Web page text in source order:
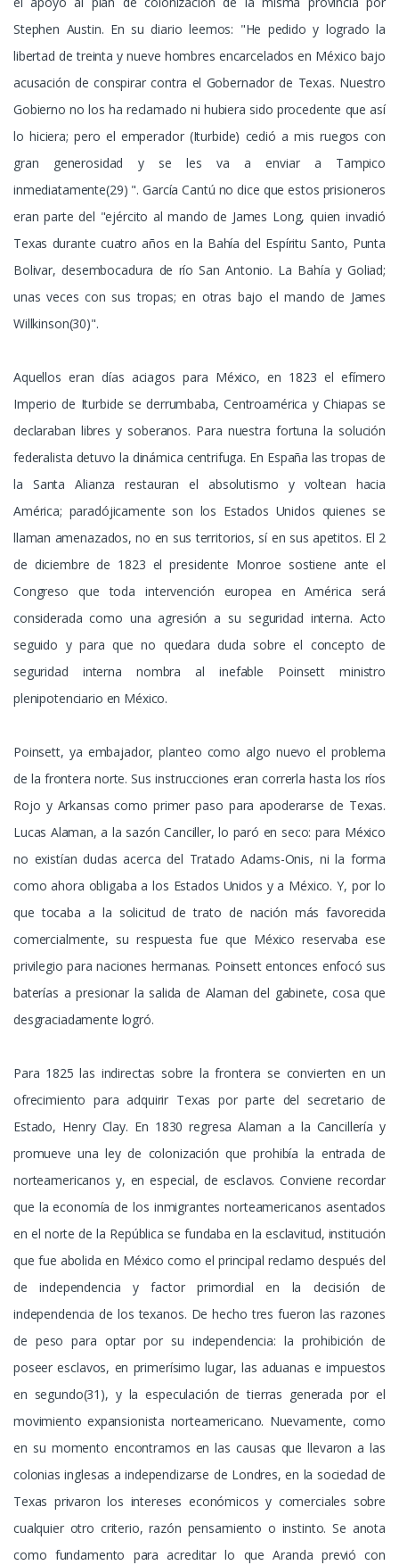
Stephen Austin. En su diario leemos: "He pedido y logrado la
libertad de treinta y nueve hombres encarcelados en México bajo
acusación de conspirar contra el Gobernador de Texas. Nuestro
Gobierno no los ha reclamado ni hubiera sido procedente que así
lo hiciera; pero el emperador (Iturbide) cedió a mis ruegos con
gran generosidad y se les va a enviar a Tampico
inmediatamente(29) ". García Cantú no dice que estos prisioneros
eran parte del "ejército al mando de James Long, quien invadió
Texas durante cuatro años en la Bahía del Espíritu Santo, Punta
Bolivar, desembocadura de río San Antonio. La Bahía y Goliad;
unas veces con sus tropas; en otras bajo el mando de James
Willkinson(30)".
Aquellos eran días aciagos para México, en 1823 el efímero
Imperio de Iturbide se derrumbaba, Centroamérica y Chiapas se
declaraban libres y soberanos. Para nuestra fortuna la solución
federalista detuvo la dinámica centrifuga. En España las tropas de
la Santa Alianza restauran el absolutismo y voltean hacia
América; paradójicamente son los Estados Unidos quienes se
llaman amenazados, no en sus territorios, sí en sus apetitos. El 2
de diciembre de 1823 el presidente Monroe sostiene ante el
Congreso que toda intervención europea en América será
considerada como una agresión a su seguridad interna. Acto
seguido y para que no quedara duda sobre el concepto de
seguridad interna nombra al inefable Poinsett ministro
plenipotenciario en México.
Poinsett, ya embajador, planteo como algo nuevo el problema
de la frontera norte. Sus instrucciones eran correrla hasta los ríos
Rojo y Arkansas como primer paso para apoderarse de Texas.
Lucas Alaman, a la sazón Canciller, lo paró en seco: para México
no existían dudas acerca del Tratado Adams-Onis, ni la forma
como ahora obligaba a los Estados Unidos y a México. Y, por lo
que tocaba a la solicitud de trato de nación más favorecida
comercialmente, su respuesta fue que México reservaba ese
privilegio para naciones hermanas. Poinsett entonces enfocó sus
baterías a presionar la salida de Alaman del gabinete, cosa que
desgraciadamente logró.
Para 1825 las indirectas sobre la frontera se convierten en un
ofrecimiento para adquirir Texas por parte del secretario de
Estado, Henry Clay. En 1830 regresa Alaman a la Cancillería y
promueve una ley de colonización que prohibía la entrada de
norteamericanos y, en especial, de esclavos. Conviene recordar
que la economía de los inmigrantes norteamericanos asentados
en el norte de la República se fundaba en la esclavitud, institución
que fue abolida en México como el principal reclamo después del
de independencia y factor primordial en la decisión de
independencia de los texanos. De hecho tres fueron las razones
de peso para optar por su independencia: la prohibición de
poseer esclavos, en primerísimo lugar, las aduanas e impuestos
en segundo(31), y la especulación de tierras generada por el
movimiento expansionista norteamericano. Nuevamente, como
en su momento encontramos en las causas que llevaron a las
colonias inglesas a independizarse de Londres, en la sociedad de
Texas privaron los intereses económicos y comerciales sobre
cualquier otro criterio, razón pensamiento o instinto. Se anota
como fundamento para acreditar lo que Aranda previó con